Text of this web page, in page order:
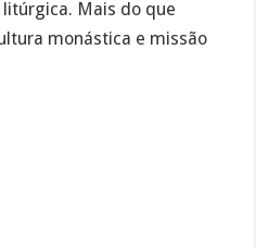
litúrgica. Mais do que
monástica e missão